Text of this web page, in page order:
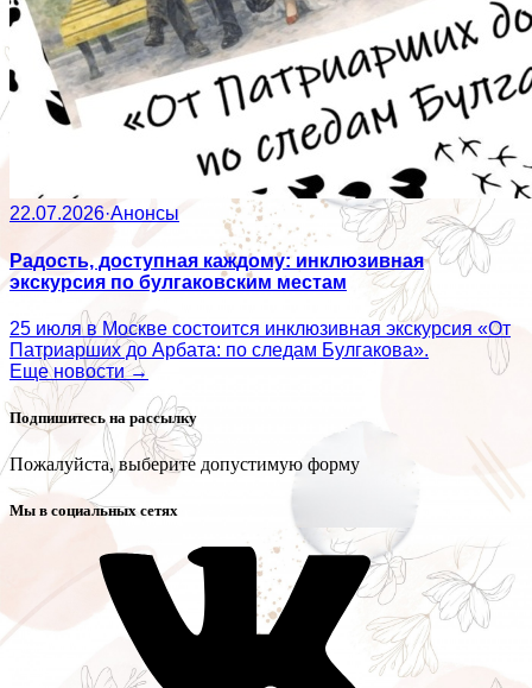
22.07.2026·Анонсы
Радость, доступная каждому: инклюзивная
экскурсия по булгаковским местам
25 июля в Москве состоится инклюзивная экскурсия «От
Патриарших до Арбата: по следам Булгакова».
Еще новости →
Подпишитесь на рассылку
Пожалуйста, выберите допустимую форму
Мы в социальных сетях